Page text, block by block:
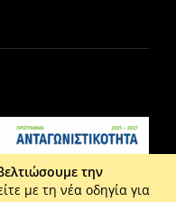
την
με τη νέα οδηγία για